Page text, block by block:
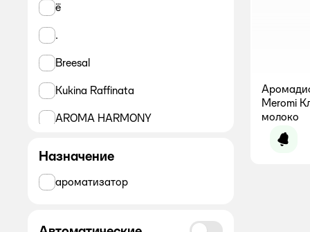
Meromi
молоко
ё
.
Breesal
Kukina Raffinata
AROMA HARMONY
Назначение
ароматизатор